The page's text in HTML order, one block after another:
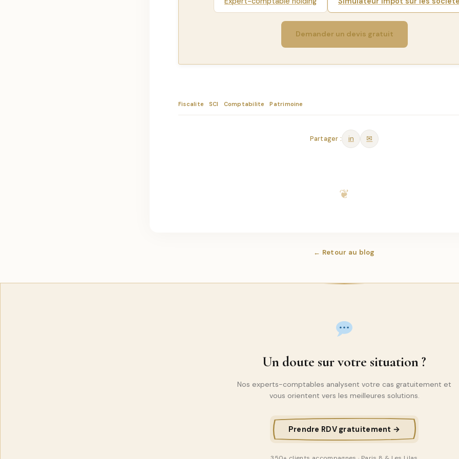
Demander un devis gratuit
Fiscalite SCI Comptabilite Patrimoine
Partager : in ✉
← Retour au blog
Un doute sur votre situation ?
Nos experts-comptables analysent votre cas gratuitement et
vous orientent vers les meilleures solutions.
Prendre RDV gratuitement →